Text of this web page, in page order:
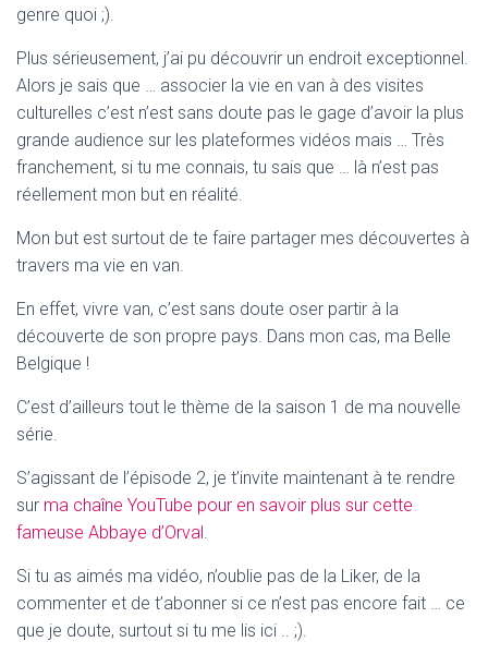
genre quoi ;).
Plus sérieusement, j’ai pu découvrir un endroit exceptionnel.
Alors je sais que … associer la vie en van à des visites
culturelles c’est n’est sans doute pas le gage d’avoir la plus
grande audience sur les plateformes vidéos mais … Très
franchement, si tu me connais, tu sais que … là n’est pas
réellement mon but en réalité.
Mon but est surtout de te faire partager mes découvertes à
travers ma vie en van.
En effet, vivre van, c’est sans doute oser partir à la
découverte de son propre pays. Dans mon cas, ma Belle
Belgique !
C’est d’ailleurs tout le thème de la saison 1 de ma nouvelle
série.
S’agissant de l’épisode 2, je t’invite maintenant à te rendre
sur ma chaîne YouTube pour en savoir plus sur cette
fameuse Abbaye d’Orval.
Si tu as aimés ma vidéo, n’oublie pas de la Liker, de la
commenter et de t’abonner si ce n’est pas encore fait … ce
que je doute, surtout si tu me lis ici .. ;).